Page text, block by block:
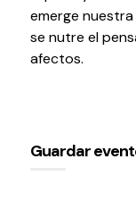
Servicios
Organizar evento
Testimonios
Baluarte
emerge nuestra
se nutre el
afectos.
Guardar